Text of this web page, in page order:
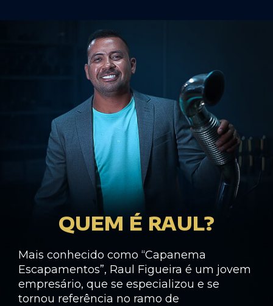
QUEM É RAUL?
Mais conhecido como “Capanema
Escapamentos”, Raul Figueira é um jovem
empresário, que se especializou e se
tornou referência no ramo de